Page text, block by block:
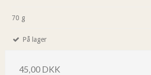
70 g
På lager
45,00 DKK